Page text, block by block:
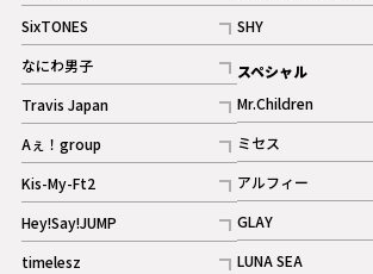
記事
ギャラリー
SixTONES
記事
ギャラリー
なにわ男子
記事
Travis Japan
記事
Aぇ！group
記事
Kis-My-Ft2
記事
ギャラリー
Hey!Say!JUMP
記事
timelesz
記事
SHY
記事
スペシャル
Mr.Children
記事
ミセス
記事
アルフィー
記事
GLAY
記事
LUNA SEA